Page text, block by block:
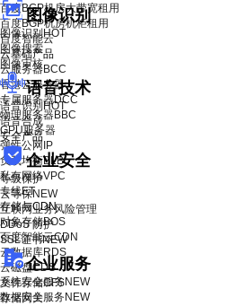
图像识别
图像识别HOT
图像搜索
图像审核
语音技术
语音识别 HOT
语音合成
安全产品
企业安全
等级保护
云等保NEW
互联网业务风险管理
DDoS 防护
SSL证书NEW
企业服务
系统安全服务NEW
数据安全服务 NEW
百度BGP机房大带宽租用
百度BGP机房机柜租用
百度智能云
云基础产品
云服务器BCC
香港云服务器
专属服务器DCC
物理服务器BBC
GPU服务器
弹性公网IP
负载均衡BLB
私有网络VPC
专线ET
存储与CDN
对象存储BOS
百度智能云CDN
云数据库RDS
云磁盘CDS
文件存储CFS
存储网关